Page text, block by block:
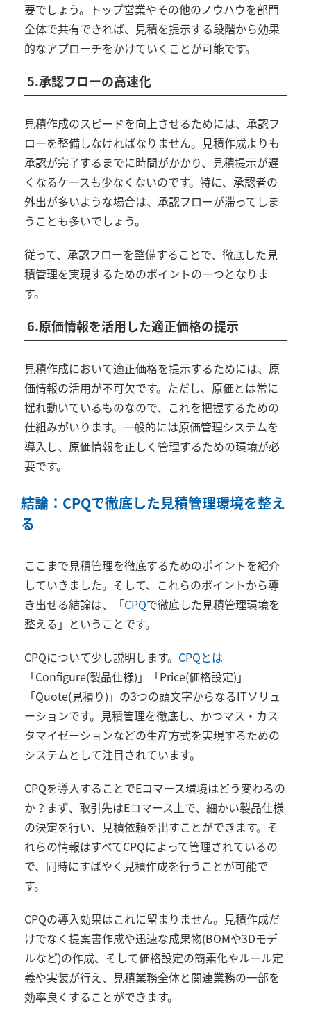
要でしょう。トップ営業やその他のノウハウを部門
全体で共有できれば、見積を提示する段階から効果
的なアプローチをかけていくことが可能です。
5.承認フローの高速化
見積作成のスピードを向上させるためには、承認フ
ローを整備しなければなりません。見積作成よりも
承認が完了するまでに時間がかかり、見積提示が遅
くなるケースも少なくないのです。特に、承認者の
外出が多いような場合は、承認フローが滞ってしま
うことも多いでしょう。
従って、承認フローを整備することで、徹底した見
積管理を実現するためのポイントの一つとなりま
す。
6.原価情報を活用した適正価格の提示
見積作成において適正価格を提示するためには、原
価情報の活用が不可欠です。ただし、原価とは常に
揺れ動いているものなので、これを把握するための
仕組みがいります。一般的には原価管理システムを
導入し、原価情報を正しく管理するための環境が必
要です。
結論：CPQで徹底した見積管理環境を整え
る
ここまで見積管理を徹底するためのポイントを紹介
していきました。そして、これらのポイントから導
き出せる結論は、「CPQで徹底した見積管理環境を
整える」ということです。
CPQについて少し説明します。 CPQとは
「Configure(製品仕様)」「Price(価格設定)」
「Quote(見積り)」の3つの頭文字からなるITソリュ
ーションです。見積管理を徹底し、かつマス・カス
タマイゼーションなどの生産方式を実現するための
システムとして注目されています。
CPQを導入することでEコマース環境はどう変わるの
か？まず、取引先はEコマース上で、細かい製品仕様
の決定を行い、見積依頼を出すことができます。そ
れらの情報はすべてCPQによって管理されているの
で、同時にすばやく見積作成を行うことが可能で
す。
CPQの導入効果はこれに留まりません。見積作成だ
けでなく提案書作成や迅速な成果物(BOMや3Dモデ
ルなど)の作成、そして価格設定の簡素化やルール定
義や実装が行え、見積業務全体と関連業務の一部を
効率良くすることができます。